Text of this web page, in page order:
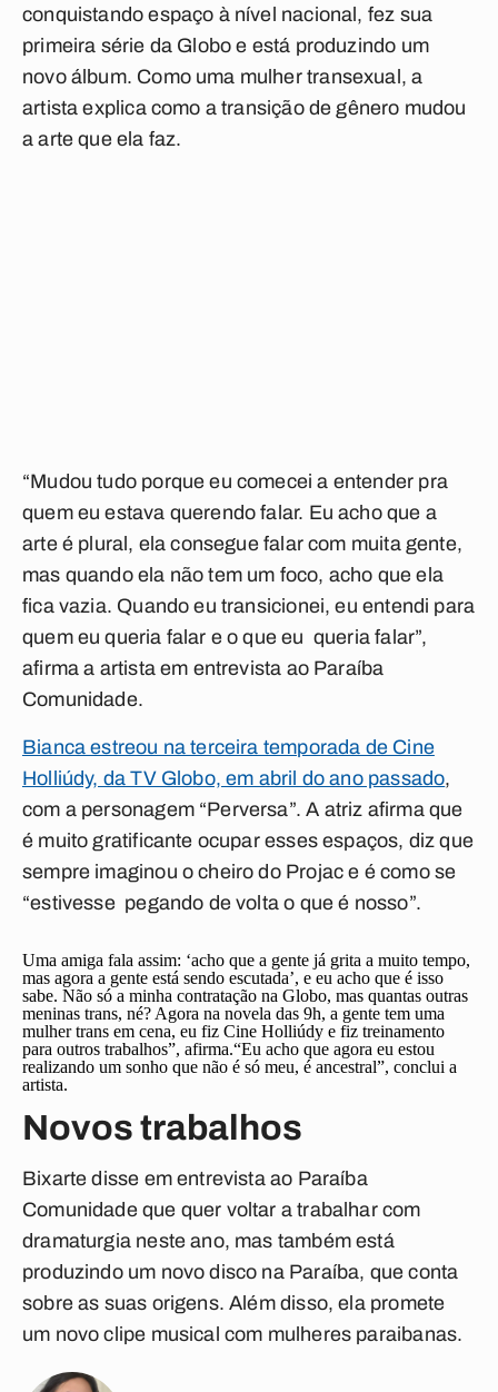
conquistando espaço à nível nacional, fez sua
primeira série da Globo e está produzindo um
novo álbum. Como uma mulher transexual, a
artista explica como a transição de gênero mudou
a arte que ela faz.
“Mudou tudo porque eu comecei a entender pra
quem eu estava querendo falar. Eu acho que a
arte é plural, ela consegue falar com muita gente,
mas quando ela não tem um foco, acho que ela
fica vazia. Quando eu transicionei, eu entendi para
quem eu queria falar e o que eu queria falar”,
afirma a artista em entrevista ao Paraíba
Comunidade.
Bianca estreou na terceira temporada de Cine
Holliúdy, da TV Globo, em abril do ano passado,
com a personagem “Perversa”. A atriz afirma que
é muito gratificante ocupar esses espaços, diz que
sempre imaginou o cheiro do Projac e é como se
“estivesse pegando de volta o que é nosso”.
Uma amiga fala assim: ‘acho que a gente já grita a muito tempo,
mas agora a gente está sendo escutada’, e eu acho que é isso
sabe. Não só a minha contratação na Globo, mas quantas outras
meninas trans, né? Agora na novela das 9h, a gente tem uma
mulher trans em cena, eu fiz Cine Holliúdy e fiz treinamento
para outros trabalhos”, afirma.“Eu acho que agora eu estou
realizando um sonho que não é só meu, é ancestral”, conclui a
artista.
Novos trabalhos
Bixarte disse em entrevista ao Paraíba
Comunidade que quer voltar a trabalhar com
dramaturgia neste ano, mas também está
produzindo um novo disco na Paraíba, que conta
sobre as suas origens. Além disso, ela promete
um novo clipe musical com mulheres paraibanas.